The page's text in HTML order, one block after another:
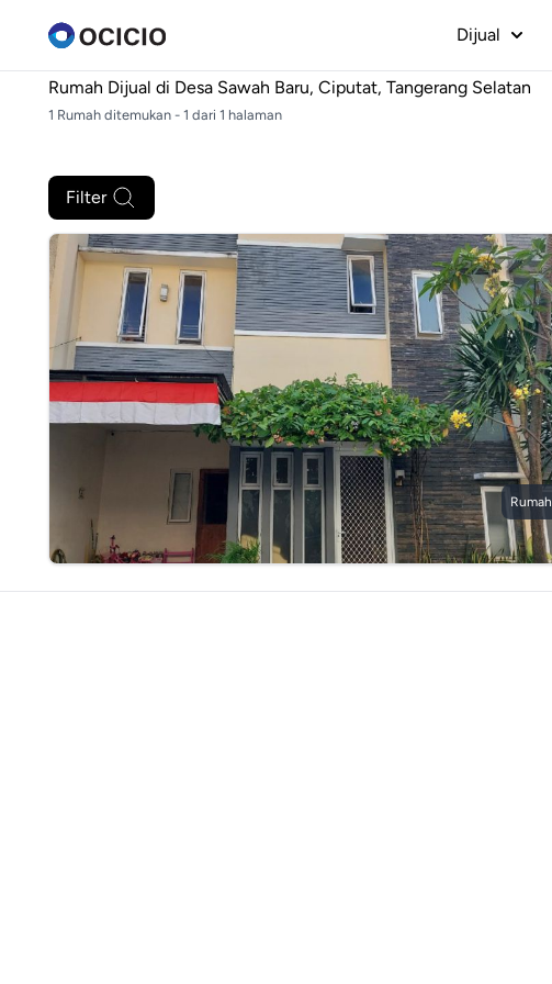
Dijual
Rumah Dijual di Desa Sawah Baru, Ciputat, Tangerang Selatan
1 Rumah ditemukan - 1 dari 1 halaman
Filter
Rumah